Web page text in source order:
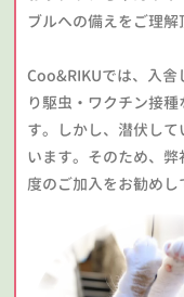
ブルへの備えをご理解
Coo&RIKUでは、入舎
り駆虫・ワクチン接
す。しかし、潜伏し
います。そのため、
度のご加入をお勧めし